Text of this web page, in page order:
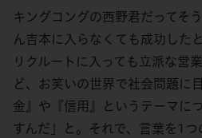
キングコングの西野君だってそ
ん吉本に入らなくても成功した
リクルートに入っても立派な営
ど、お笑いの世界で社会問題に
金』や『信用』というテーマに
すんだ」と。それで、言葉を1